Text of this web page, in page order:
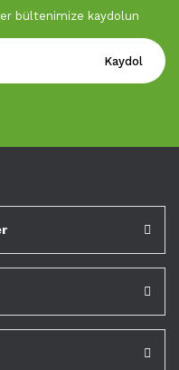
bültenimize kaydolun
Kaydol